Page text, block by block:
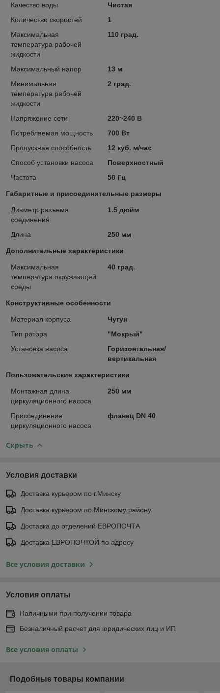
Качество воды
Чистая
Количество скоростей
1
Максимальная
температура рабочей
жидкости
110 град.
Максимальный напор
13 м
Минимальная
температура рабочей
жидкости
2 град.
Напряжение сети
220~240 В
Потребляемая мощность
700 Вт
Пропускная способность
12 куб. м/час
Способ установки насоса
Поверхностный
Частота
50 Гц
Габаритные и присоединительные размеры
Диаметр разъема
соединения
1.5 дюйм
Длина 250 мм
Дополнительные характеристики
Максимальная
температура окружающей
среды
40 град.
Конструктивные особенности
Материал корпуса
Чугун
Тип ротора
"Мокрый"
Установка насоса
Горизонтальная/
вертикальная
Пользовательские характеристики
Монтажная длина
циркуляционного насоса
250 мм
Присоединение
циркуляционного насоса
фланец DN 40
Скрыть
Условия доставки
Доставка курьером по г.Минску
Доставка курьером по Минскому району
Доставка до отделений ЕВРОПОЧТА
Доставка ЕВРОПОЧТОЙ по адресу
Все условия доставки
Условия оплаты
Наличными при получении товара
Безналичный расчет для юридических лиц и ИП
Все условия оплаты
Подобные товары компании